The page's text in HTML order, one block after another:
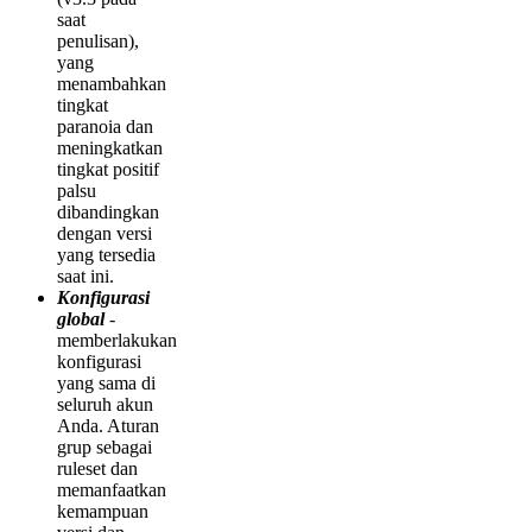
saat
penulisan),
yang
menambahkan
tingkat
paranoia dan
meningkatkan
tingkat positif
palsu
dibandingkan
dengan versi
yang tersedia
saat ini.
Konfigurasi
global-
memberlakukan
konfigurasi
yang sama di
seluruh akun
Anda. Aturan
grup sebagai
ruleset dan
memanfaatkan
kemampuan